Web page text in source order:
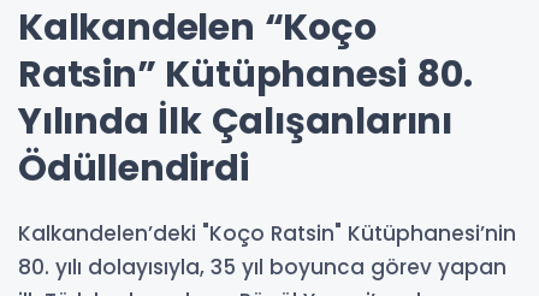
Kalkandelen “Koço
Ratsin” Kütüphanesi 80.
Yılında İlk Çalışanlarını
Ödüllendirdi
Kalkandelen’deki "Koço Ratsin" Kütüphanesi’nin
80. yılı dolayısıyla, 35 yıl boyunca görev yapan